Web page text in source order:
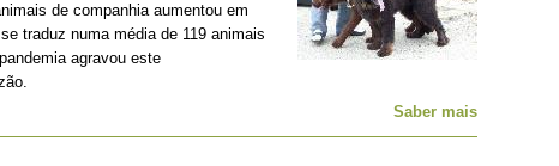
de companhia aumentou em
traduz numa média de 119 animais
agravou este
Saber mais